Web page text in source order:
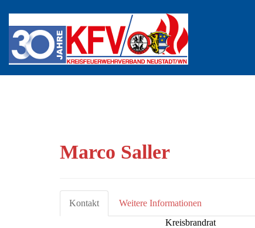
Marco Saller
Kontakt
Weitere Informationen
Kreisbrandrat